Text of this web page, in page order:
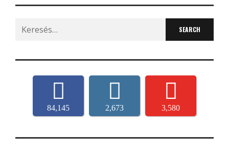
Search
for:
84,145 2,673 3,580